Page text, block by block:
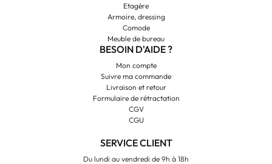
Etagère
Armoire, dressing
Comode
Meuble de bureau
BESOIN D'AIDE ?
Mon compte
Suivre ma commande
Livraison et retour
Formulaire de rétractation
CGV
CGU
SERVICE CLIENT
Du lundi au vendredi de 9h à 18h